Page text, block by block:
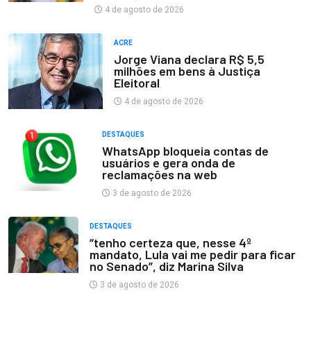
4 de agosto de 2026
ACRE
Jorge Viana declara R$ 5,5
milhões em bens à Justiça
Eleitoral
4 de agosto de 2026
DESTAQUES
WhatsApp bloqueia contas de
usuários e gera onda de
reclamações na web
3 de agosto de 2026
DESTAQUES
“tenho certeza que, nesse 4º
mandato, Lula vai me pedir para ficar
no Senado”, diz Marina Silva
3 de agosto de 2026